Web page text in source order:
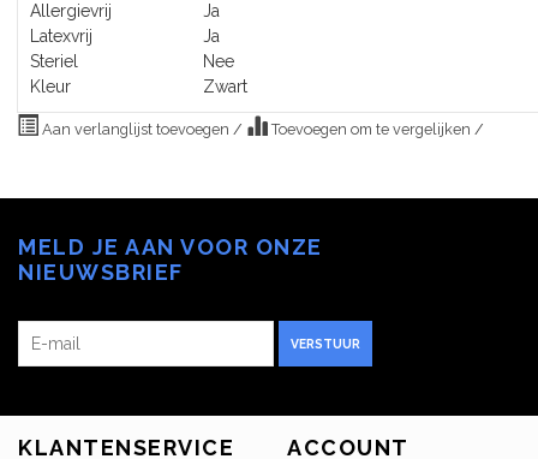
Allergievrij
Ja
Latexvrij
Ja
Steriel
Nee
Kleur
Zwart
Aan verlanglijst toevoegen / Toevoegen om te vergelijken /
MELD JE AAN VOOR ONZE
NIEUWSBRIEF
VERSTUUR
KLANTENSERVICE ACCOUNT